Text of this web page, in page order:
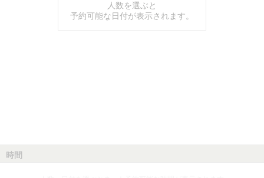
人数を選ぶと
予約可能な日付が表示されます。
時間